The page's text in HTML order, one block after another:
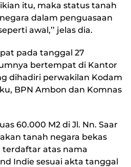
itu, maka status tanah
dalam penguasaan
awal,’’ jelas dia.
pada tanggal 27
bertempat di Kantor
dihadiri perwakilan Kodam
BPN Ambon dan Komnas
60.000 M2 di Jl. Nn. Saar
tanah negara bekas
terdaftar atas nama
Indie sesuai akta tanggal